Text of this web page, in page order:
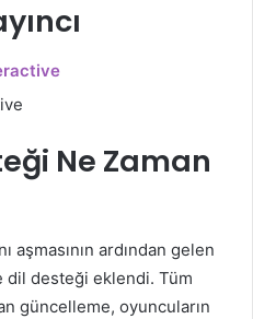
Ne Zaman
aşmasının ardından gelen
dil desteği eklendi. Tüm
güncelleme, oyuncuların